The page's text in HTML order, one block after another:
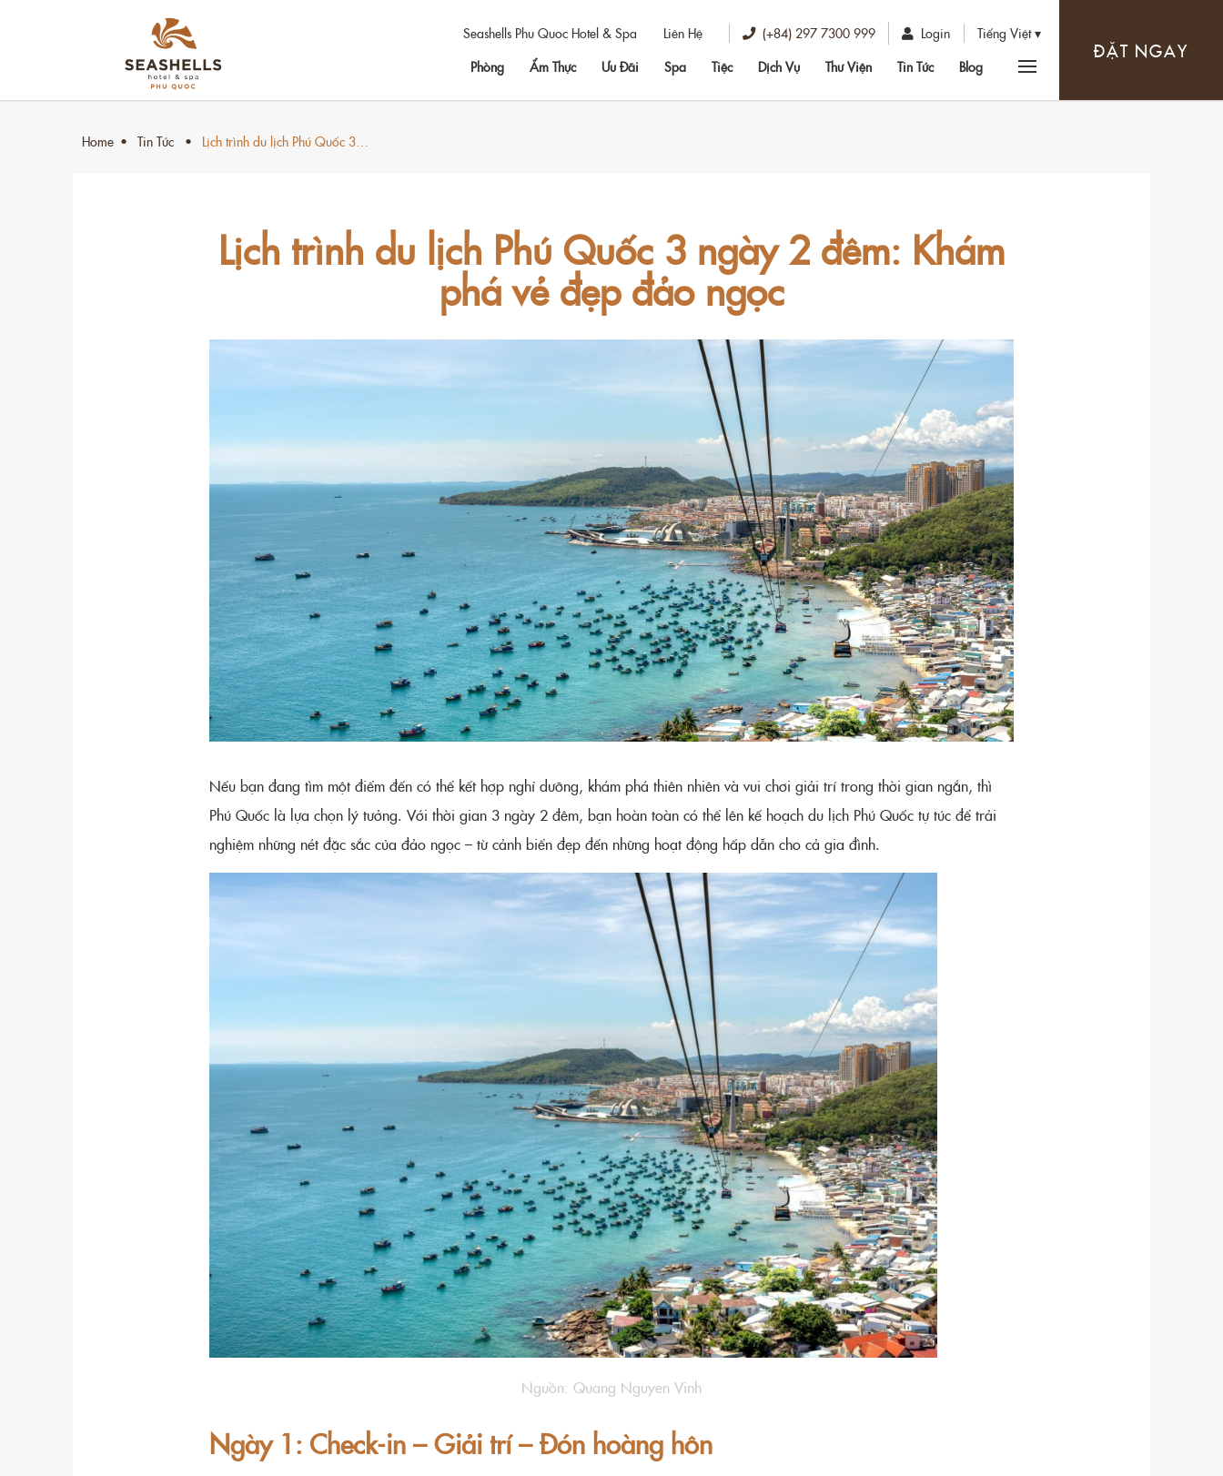
Seashells Phu Quoc Hotel & Spa Liên Hệ (+84) 297 7300 999 Login
Tiếng Việt
Phòng
Ẩm Thực Ưu Đãi Spa Tiệc Dịch Vụ Thư Viện Tin Tức Blog
ĐẶT NGAY
Home Tin Tức Lịch trình du lịch Phú Quốc 3…
Lịch trình du lịch Phú Quốc 3 ngày 2 đêm: Khám
phá vẻ đẹp đảo ngọc
Nếu bạn đang tìm một điểm đến có thể kết hợp nghỉ dưỡng, khám phá thiên nhiên và vui chơi giải trí trong thời gian ngắn, thì
Phú Quốc là lựa chọn lý tưởng. Với thời gian 3 ngày 2 đêm, bạn hoàn toàn có thể lên kế hoạch du lịch Phú Quốc tự túc để trải
nghiệm những nét đặc sắc của đảo ngọc – từ cảnh biển đẹp đến những hoạt động hấp dẫn cho cả gia đình.
Nguồn: Quang Nguyen Vinh
Ngày 1: Check-in – Giải trí – Đón hoàng hôn